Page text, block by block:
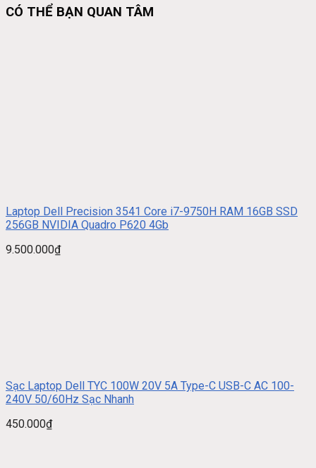
CÓ THỂ BẠN QUAN TÂM
Laptop Dell Precision 3541 Core i7-9750H RAM 16GB SSD
256GB NVIDIA Quadro P620 4Gb
9.500.000₫
Sạc Laptop Dell TYC 100W 20V 5A Type-C USB-C AC 100-
240V 50/60Hz Sạc Nhanh
450.000₫